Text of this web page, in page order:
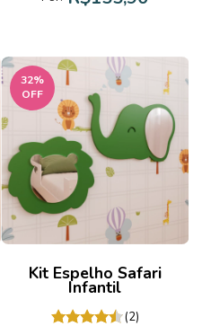
32%
OFF
Kit Espelho Safari
Infantil
(2)